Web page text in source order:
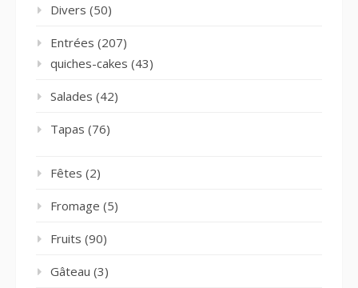
Divers (50)
Entrées (207)
quiches-cakes (43)
Salades (42)
Tapas (76)
Fêtes (2)
Fromage (5)
Fruits (90)
Gâteau (3)